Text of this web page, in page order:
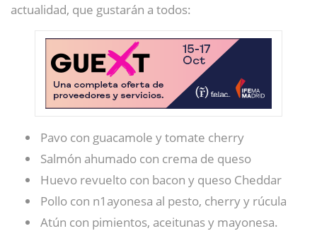
actualidad, que gustarán a todos:
Pavo con guacamole y tomate cherry
Salmón ahumado con crema de queso
Huevo revuelto con bacon y queso Cheddar
Pollo con n1ayonesa al pesto, cherry y rúcula
Atún con pimientos, aceitunas y mayonesa.